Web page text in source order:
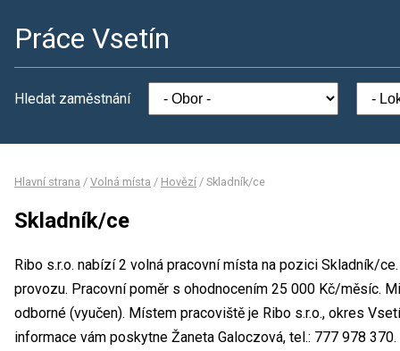
Práce Vsetín
Hledat zaměstnání
Hlavní strana / Volná místa / Hovězí / Skladník/ce
Skladník/ce
Ribo s.r.o. nabízí 2 volná pracovní místa na pozici Skladník/
provozu. Pracovní poměr s ohodnocením 25 000 Kč/měsíc.
odborné (vyučen). Místem pracoviště je Ribo s.r.o., okres
informace vám poskytne Žaneta Galoczová, tel.: 777 978 370.